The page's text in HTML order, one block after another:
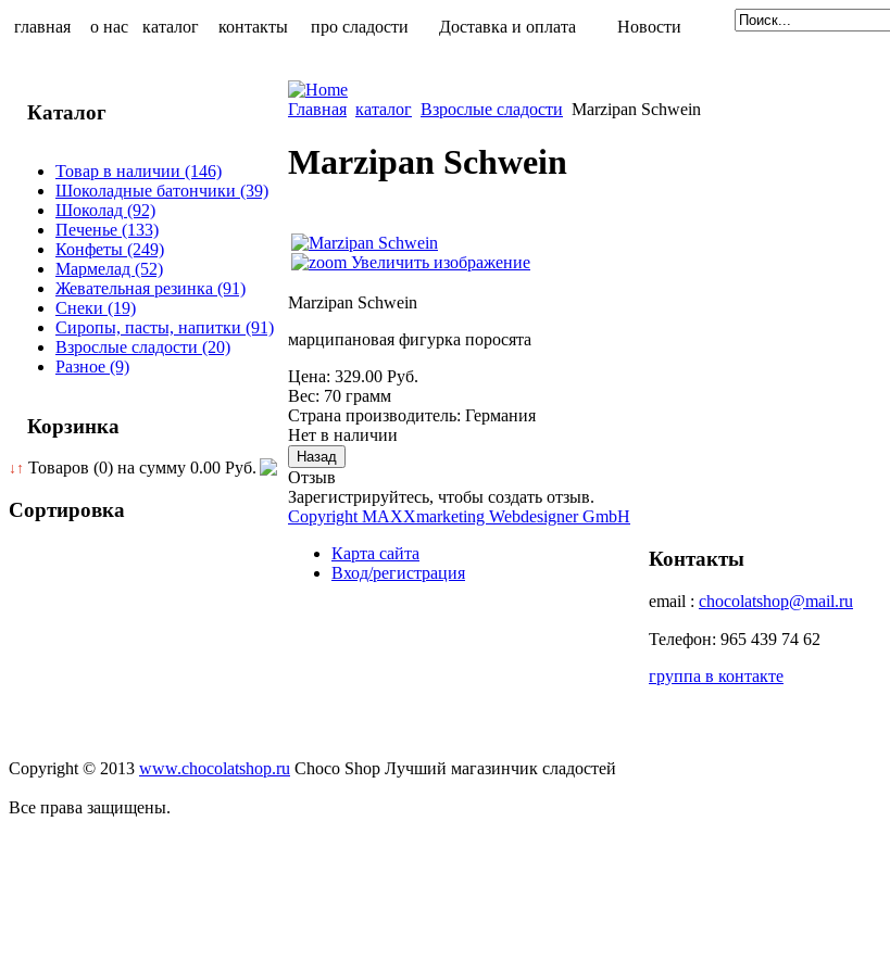
главная о нас каталог контакты про сладости Доставка и оплата Новости
Каталог
Товар в наличии (146)
Шоколадные батончики (39)
Шоколад (92)
Печенье (133)
Конфеты (249)
Мармелад (52)
Жевательная резинка (91)
Снеки (19)
Сиропы, пасты, напитки (91)
Взрослые сладости (20)
Разное (9)
Корзинка
↓↑ Товаров (0) на сумму 0.00 Руб.
Сортировка
Главная каталог Взрослые сладости Marzipan Schwein
Marzipan Schwein
Увеличить изображение
Marzipan Schwein
марципановая фигурка поросята
Цена: 329.00 Руб.
Вес: 70 грамм
Страна производитель: Германия
Нет в наличии
Отзыв
Зарегистрируйтесь, чтобы создать отзыв.
Copyright MAXXmarketing Webdesigner GmbH
Карта сайта
Вход/регистрация
Контакты
email : chocolatshop@mail.ru
Телефон: 965 439 74 62
группа в контакте
Copyright © 2013 www.chocolatshop.ru Choco Shop Лучший магазинчик сладостей
Все права защищены.